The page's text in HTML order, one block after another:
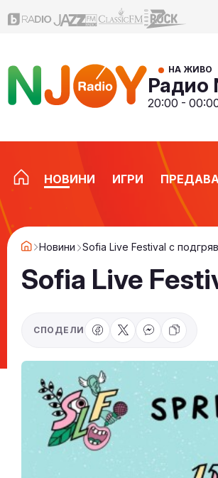
НА ЖИВО
Радио
20:00 -
НОВИНИ ИГРИ
Новини Sofia Live Festival с
Sofia Live
СПОДЕЛИ